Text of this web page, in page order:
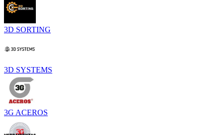
3D SORTING
3D SYSTEMS
3G ACEROS